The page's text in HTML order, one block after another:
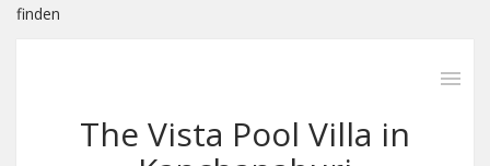
finden
The Vista Pool Villa in